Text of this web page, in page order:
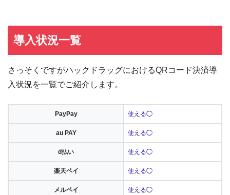
導入状況一覧
さっそくですがハックドラッグにおけるQRコード決済導
入状況を一覧でご紹介します。
PayPay 使える◯
au PAY 使える◯
d払い 使える◯
楽天ペイ 使える◯
メルペイ 使える◯